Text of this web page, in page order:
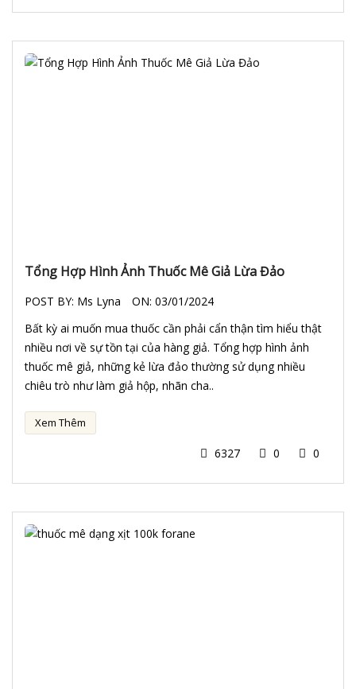
Tổng Hợp Hình Ảnh Thuốc Mê Giả Lừa Đảo
POST BY: Ms Lyna ON: 03/01/2024
Bất kỳ ai muốn mua thuốc cần phải cẩn thận tìm hiểu thật
nhiều nơi về sự tồn tại của hàng giả. Tổng hợp hình ảnh
thuốc mê giả, những kẻ lừa đảo thường sử dụng nhiều
chiêu trò như làm giả hộp, nhãn cha..
Xem Thêm
6327 0 0